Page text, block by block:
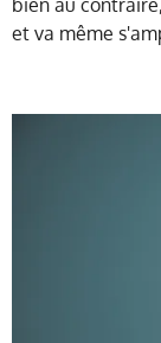
bien au
et va même